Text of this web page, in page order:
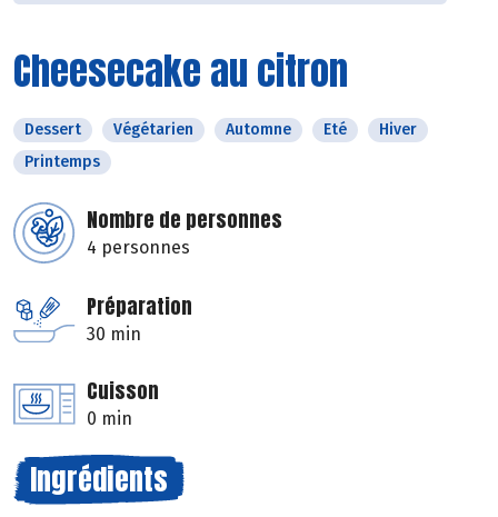
Cheesecake au citron
Dessert Végétarien Automne Eté
Hiver
Printemps
Nombre de personnes
4 personnes
Préparation
30 min
Cuisson
0 min
Ingrédients